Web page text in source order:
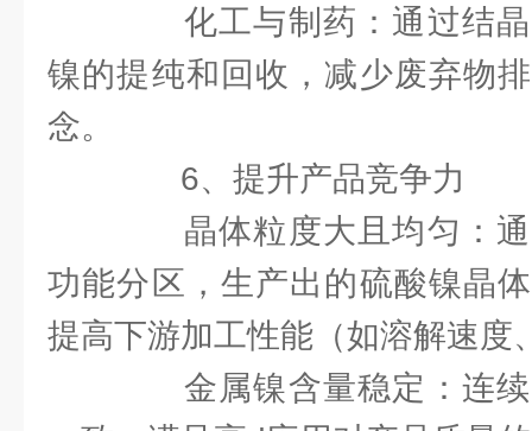
化工与制药：通过结晶
镍的提纯和回收，减少废弃物
念。
6、提升产品竞争力
晶体粒度大且均匀：通
功能分区，生产出的硫酸镍晶
提高下游加工性能（如溶解速度
金属镍含量稳定：连续